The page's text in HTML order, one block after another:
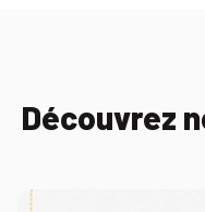
Découvrez